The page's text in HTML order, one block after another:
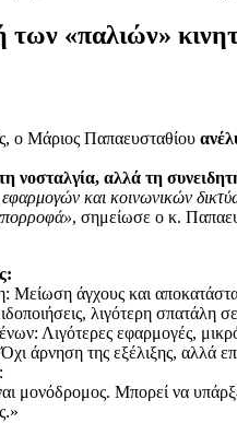
των «παλιών»
ο Μάριος Παπαευσταθίου
νοσταλγία, αλλά τη
και κοινωνικών
, σημείωσε ο κ.
Μείωση άγχους και
λιγότερη σπατάλη
Λιγότερες εφαρμογές,
άρνηση της εξέλιξης, αλλά
μονόδρομος. Μπορεί να